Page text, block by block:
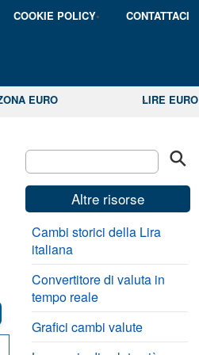
COOKIE POLICY CONTATTACI
EURO LIRE EURO
Altre risorse
Cambi storici della Lira
italiana
Convertitore di valuta in
tempo reale
Grafici cambi valute